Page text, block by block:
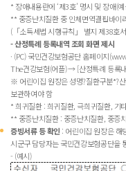
* 장애내용란에 ‘제3호’ 명시 및 장애(
** 중증난치질환 중 인체면역결핍바이
(「소득세법 시행규칙」 별지 제38호
- 산정특례 등록내역 조회 화면 제시
· (PC) 국민건강보험공단 홈페이지
The건강보험(어플) → [산정특례 등록
※ 어린이집 원장은 성명?질환구분*?
보관하여야 함
* 희귀질환 : 희귀질환, 극희귀질환, 기
** 중증난치질환 : 중증난치질환, 중증
증빙서류 등 확인 : 어린이집 원장은 해
시군구 담당자는 국민건강보험공단을
- (예시)